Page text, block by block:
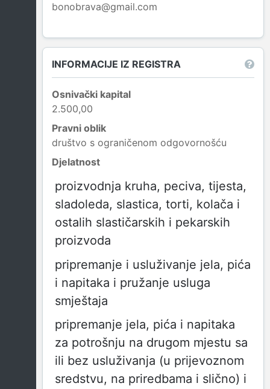
bonobrava@gmail.com
INFORMACIJE IZ REGISTRA
Osnivački kapital
2.500,00
Pravni oblik
društvo s ograničenom odgovornošću
Djelatnost
proizvodnja kruha, peciva, tijesta,
sladoleda, slastica, torti, kolača i
ostalih slastičarskih i pekarskih
proizvoda
pripremanje i usluživanje jela, pića
i napitaka i pružanje usluga
smještaja
pripremanje jela, pića i napitaka
za potrošnju na drugom mjestu sa
ili bez usluživanja (u prijevoznom
sredstvu, na priredbama i slično) i